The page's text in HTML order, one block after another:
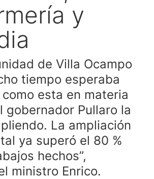
y
de Villa Ocampo
tiempo esperaba
esta en materia
gobernador Pullaro la
La ampliación
ya superó el 80 %
hechos”,
ministro Enrico.